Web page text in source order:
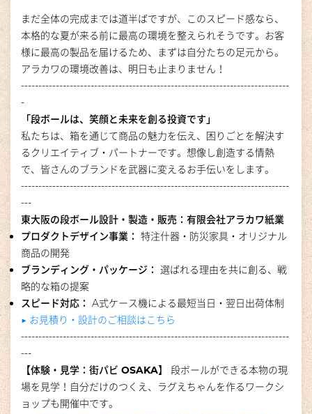
まだ全体の完成までは道半ばですが、このスピード感なら、
本格的な夏が来る前に最高の環境を整えられそうです。お客
様に最高の製品を届けるため、まずは自分たちの足元から。
アラカワの環境改善は、明日も止まりません！
-----------------------------------------------------------------------------
-
「段ボールは、笑顔と未来を創る投資です」
私たちは、箱を通じて商品の魅力を伝え、困りごとを解決す
るクリエイティブ・パートナーです。 想像し創造する情熱
で、皆さんのブランドを武器に変えるお手伝いをします。
-----------------------------------------------------------------------------
---
東大阪の段ボール設計・製造・販売：有限会社アラカワ紙業
プロダクトデザイン事業： 特注什器・防災家具・オリジナル
商品の開発
ブランディング・パッケージ： 選ばれる理由を共に創る、戦
略的な箱の提案
スピード対応： A式ケース機による最短当日・翌日出荷体制
▶︎ お見積り・設計のご相談はこちら
-----------------------------------------------------------------------------
---
【体験・見学：街パビ OSAKA】
段ボールができる本物の現
場を見学！自分だけのつくえ、ラグえちゃんを作るワークシ
ョップも開催中です。